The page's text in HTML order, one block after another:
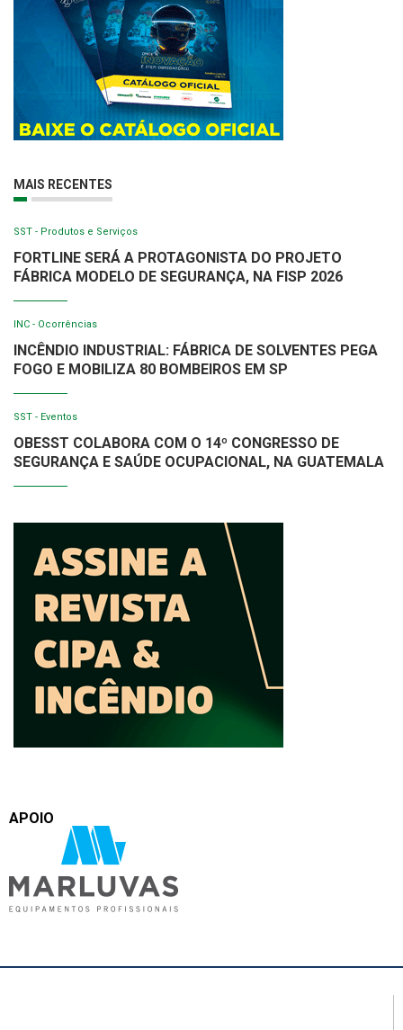
MAIS RECENTES
SST - Produtos e Serviços
FORTLINE SERÁ A PROTAGONISTA DO PROJETO
FÁBRICA MODELO DE SEGURANÇA, NA FISP 2026
INC - Ocorrências
INCÊNDIO INDUSTRIAL: FÁBRICA DE SOLVENTES PEGA
FOGO E MOBILIZA 80 BOMBEIROS EM SP
SST - Eventos
OBESST COLABORA COM O 14º CONGRESSO DE
SEGURANÇA E SAÚDE OCUPACIONAL, NA GUATEMALA
APOIO